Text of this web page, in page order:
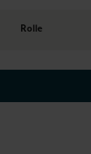
Rolle